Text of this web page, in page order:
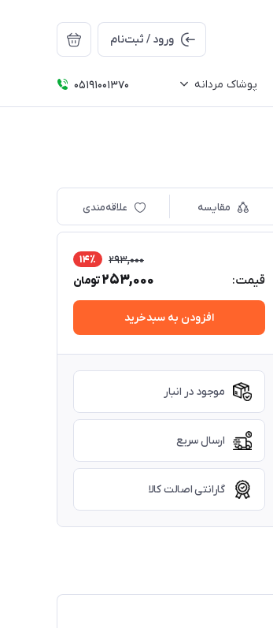
ورود / ثبت‌نام
پوشاک مردانه 05191001370
مقایسه علاقه‌مندی
قیمت:
293,000 14٪
253,000تومان
افزودن به سبدخرید
موجود در انبار
ارسال سریع
گارانتی اصالت کالا